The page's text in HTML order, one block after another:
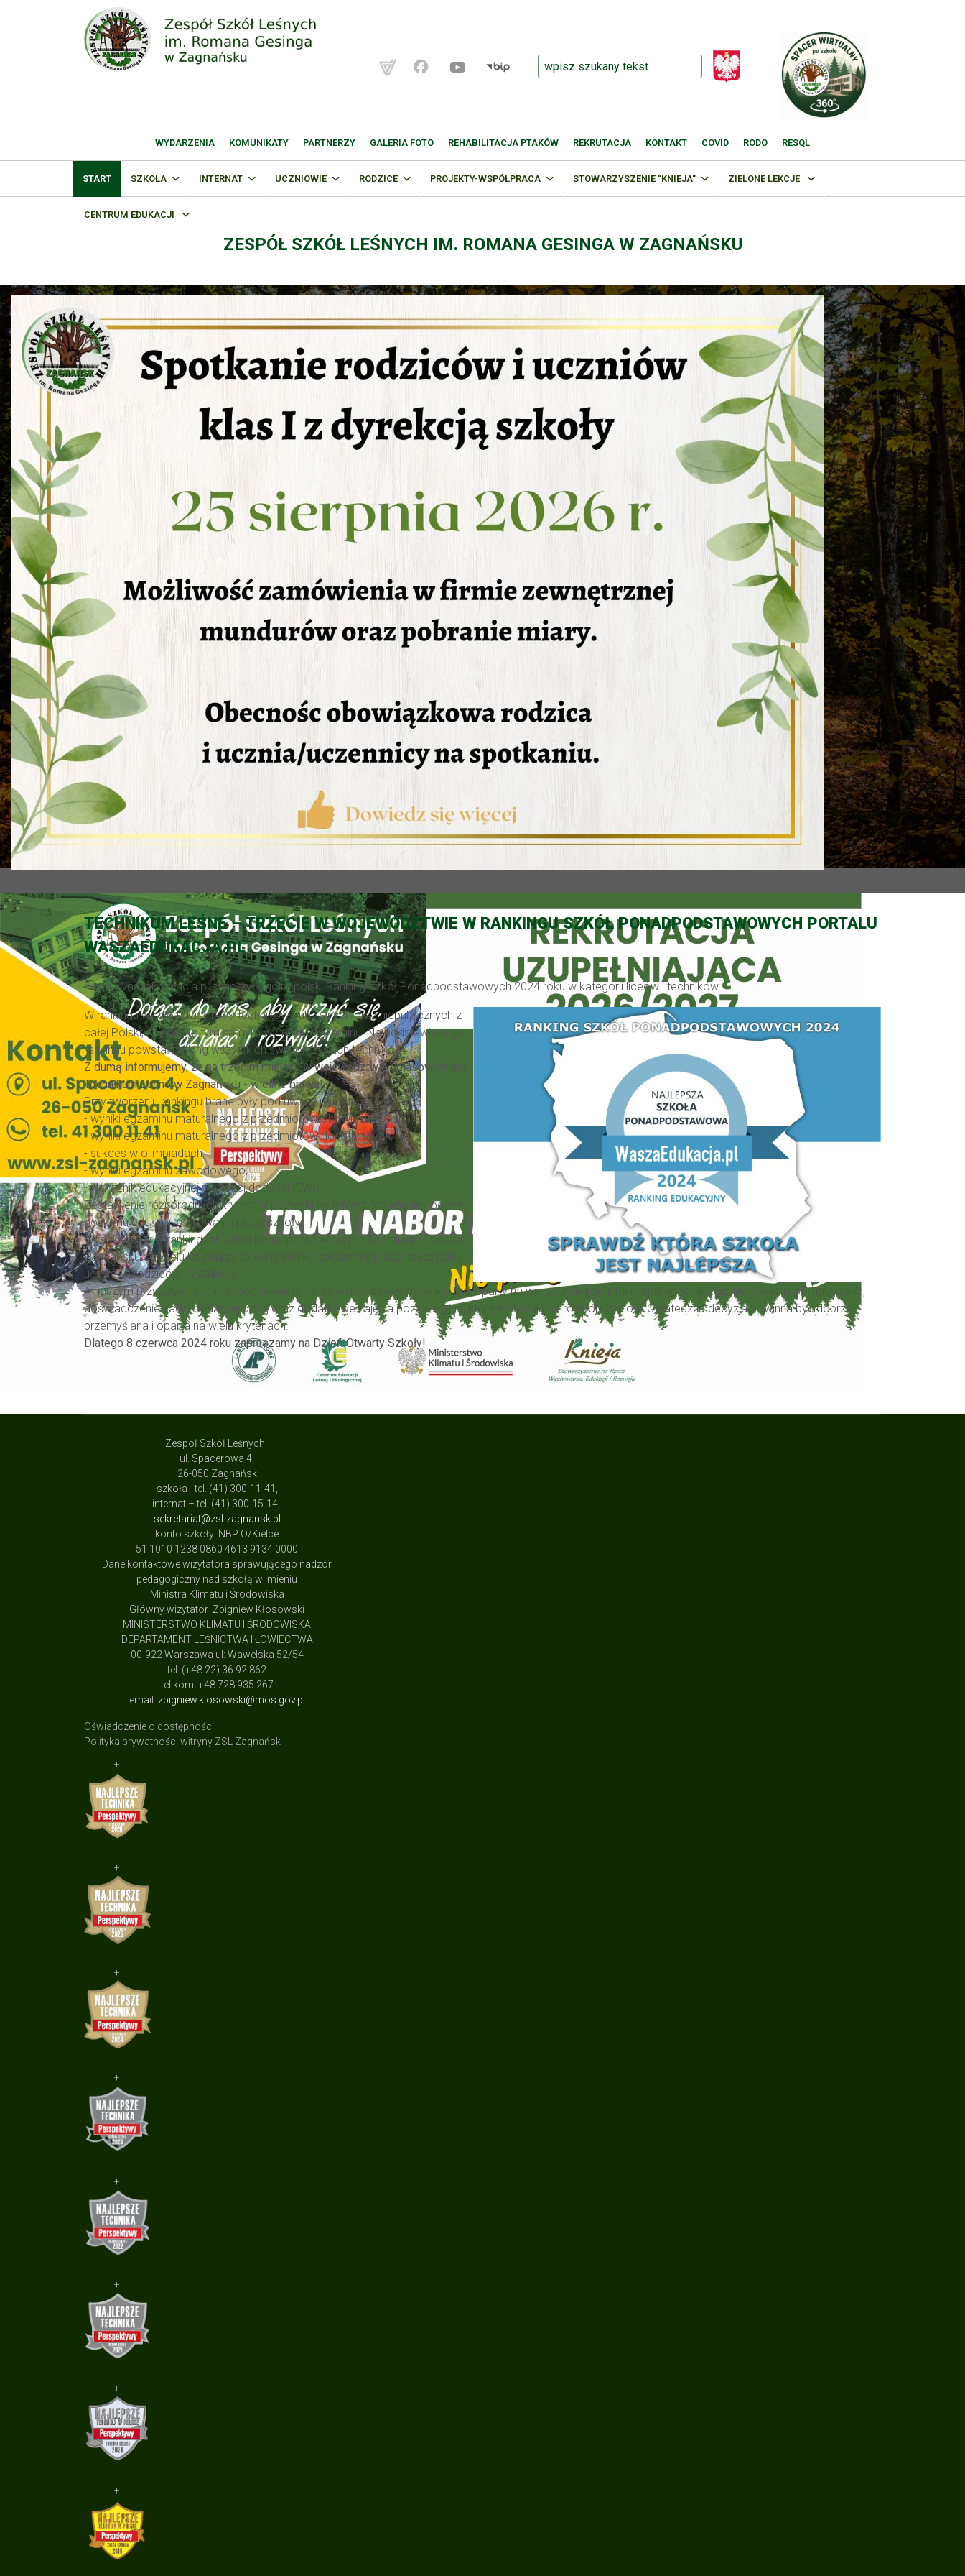
WYDARZENIA KOMUNIKATY PARTNERZY GALERIA FOTO REHABILITACJA PTAKÓW REKRUTACJA KONTAKT COVID RODO RESQL
START SZKOŁA INTERNAT UCZNIOWIE RODZICE PROJEKTY-WSPÓŁPRACA STOWARZYSZENIE "KNIEJA" ZIELONE LEKCJE
CENTRUM EDUKACJI
ZESPÓŁ SZKÓŁ LEŚNYCH IM. ROMANA GESINGA W ZAGNAŃSKU
TECHNIKUM LEŚNE – TRZECIE W WOJEWÓDZTWIE W RANKINGU SZKÓŁ PONADPODSTAWOWYCH PORTALU
WASZAEDUKACJA.PL
Portal WaszaEdukacja.pl stworzył ogólnopolski Ranking Szkół Ponadpodstawowych 2024 roku w kategorii liceów i techników.
W rankingu wzięło udział 1499 techników publicznych oraz niepublicznych z
całej Polski, spełniając tym samym wymogi regulaminu. Na podstawie tego
rankingu powstał ranking wszystkich świętokrzyskich techników.
Z dumą informujemy, że na trzecim miejscu w województwie uplasowało się
Technikum Leśne w Zagnańsku - wielkie brawa!
Przy tworzeniu rankingu brane były pod uwagę następujące dane:
- wyniki egzaminu maturalnego z przedmiotów obowiązkowych,
- wyniki egzaminu maturalnego z przedmiotów dodatkowych,
- sukces w olimpiadach,
- wyniki egzaminu zawodowego,
- wskaźnik edukacyjnej wartości dodanej (EWD).
Zestawienie różnorodnych kryteriów pozwala na łatwe porównanie i ocenę
poziomu edukacji oferowanej przez szkoły.
Wysokie noty w rankingach szkół ponadpodstawowych Technikum Leśne w
Zagnańsku od wielu lat osiąga dzięki rzetelnej codziennej pracy nauczycieli,
uczniów i rodziców. Gratulacje!
A naszym przyszłym uczniom podpowiadamy, że wybór szkoły powinien być oparty na wielu czynnikach, takich jak specjalizacja placówki, profil nauczania,
doświadczenie kadry pedagogicznej oraz dodatkowe zajęcia pozalekcyjne, które wpływają na rozwój uczniów. Ostateczna decyzja powinna być dobrze
przemyślana i oparta na wielu kryteriach.
Dlatego 8 czerwca 2024 roku zapraszamy na Dzień Otwarty Szkoły!
Zespół Szkół Leśnych,
ul. Spacerowa 4,
26-050 Zagnańsk
szkoła - tel. (41) 300-11-41,
internat – tel. (41) 300-15-14,
sekretariat@zsl-zagnansk.pl
konto szkoły: NBP O/Kielce
51 1010 1238 0860 4613 9134 0000
Dane kontaktowe wizytatora sprawującego nadzór
pedagogiczny nad szkołą w imieniu
Ministra Klimatu i Środowiska
Główny wizytator Zbigniew Kłosowski
MINISTERSTWO KLIMATU I ŚRODOWISKA
DEPARTAMENT LEŚNICTWA I ŁOWIECTWA
00-922 Warszawa ul: Wawelska 52/54
tel. (+48 22) 36 92 862
tel.kom. +48 728 935 267
email: zbigniew.klosowski@mos.gov.pl
Oświadczenie o dostępności
Polityka prywatności witryny ZSL Zagnańsk
+
+
+
+
+
+
+
+